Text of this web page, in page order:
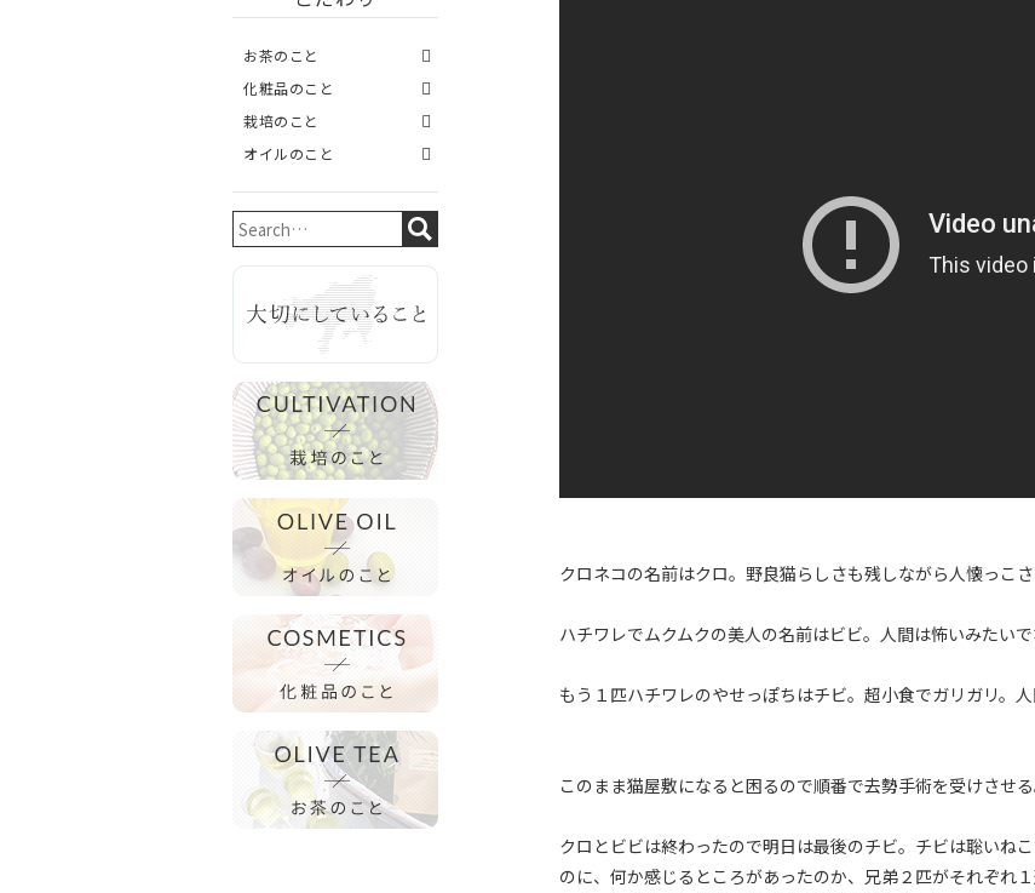
クロネコの名前はクロ。野良猫らしさも残しながら人懐っこさ
ハチワレでムクムクの美人の名前はビビ。人間は怖いみたい
もう１匹ハチワレのやせっぽちはチビ。超小食でガリガリ。人
このまま猫屋敷になると困るので順番で去勢手術を受けさせる
クロとビビは終わったので明日は最後のチビ。チビは聡いね
のに、何か感じるところがあったのか、兄弟２匹がそれぞれ
お茶のこと
化粧品のこと
栽培のこと
オイルのこと